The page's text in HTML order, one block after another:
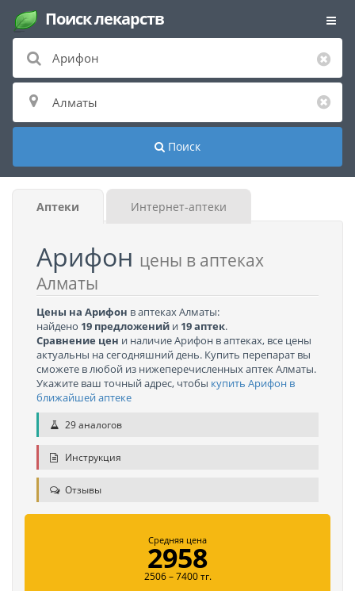
Поиск лекарств
Поиск
Аптеки Интернет-аптеки
Арифон цены в аптеках
Алматы
Цены на Арифон в аптеках Алматы:
найдено 19 предложений и 19 аптек.
Сравнение цен и наличие Арифон в аптеках, все цены
актуальны на сегодняшний день. Купить перепарат вы
сможете в любой из нижеперечисленных аптек Алматы.
Укажите ваш точный адрес, чтобы купить Арифон в
ближайшей аптеке
29 аналогов
Инструкция
Отзывы
Средняя цена
2958
2506 – 7400 тг.